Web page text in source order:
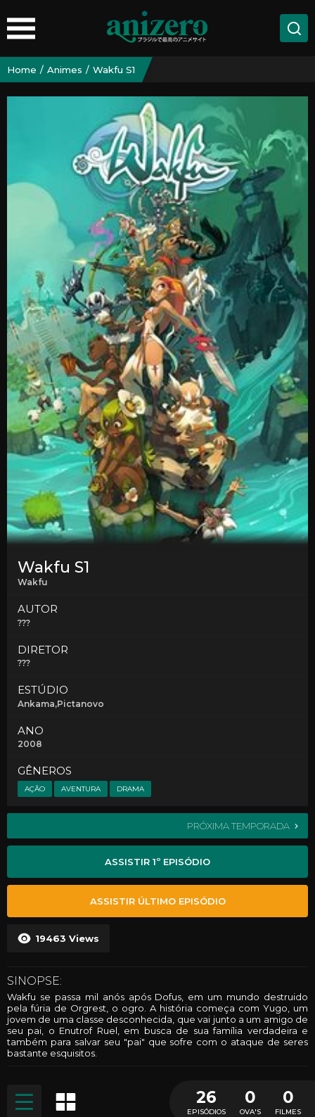
Home Animes Wakfu S1
Wakfu S1
Wakfu
AUTOR
???
DIRETOR
???
ESTÚDIO
Ankama,Pictanovo
ANO
2008
GÊNEROS
AÇÃO AVENTURA DRAMA
PRÓXIMA TEMPORADA
19463 Views
ASSISTIR 1º EPISÓDIO
ASSISTIR ÚLTIMO EPISÓDIO
SINOPSE:
Wakfu se passa mil anós após Dofus, em um mundo destruido
pela fúria de Orgrest, o ogro. A história começa com Yugo, um
jovem de uma classe desconhecida, que vai junto a um amigo de
seu pai, o Enutrof Ruel, em busca de sua família verdadeira e
também para salvar seu "pai" que sofre com o ataque de seres
bastante esquisitos.
26
EPISÓDIOS
0
OVA'S
0
FILMES